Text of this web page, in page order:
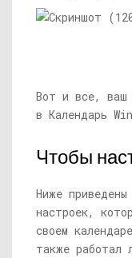
Вот и все, ваш
в Календарь
Чтобы
Ниже
настроек,
своем
также работал